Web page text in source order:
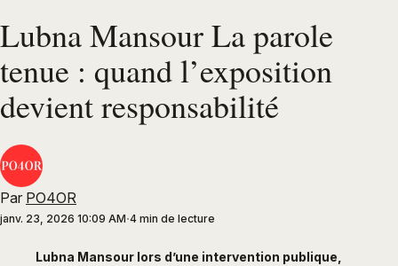
Lubna Mansour La parole
tenue : quand l’exposition
devient responsabilité
Par PO4OR
janv. 23, 2026 10:09 AM 4 min de lecture
Lubna Mansour lors d’une intervention publique,